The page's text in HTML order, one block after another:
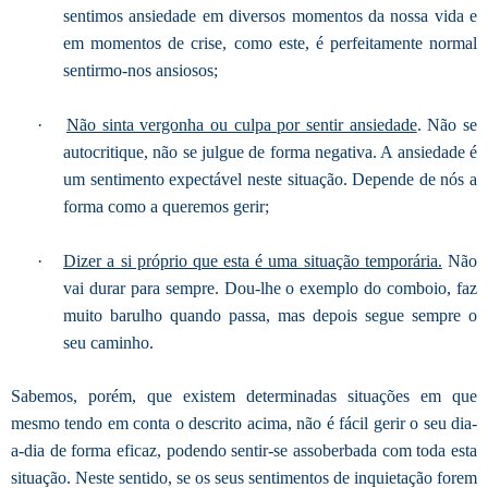
sentimos ansiedade em diversos momentos da nossa vida e
em momentos de crise, como este, é perfeitamente normal
sentirmo-nos ansiosos;
· Não sinta vergonha ou culpa por sentir ansiedade. Não se
autocritique, não se julgue de forma negativa. A ansiedade é
um sentimento expectável neste situação. Depende de nós a
forma como a queremos gerir;
· Dizer a si próprio que esta é uma situação temporária. Não
vai durar para sempre. Dou-lhe o exemplo do comboio, faz
muito barulho quando passa, mas depois segue sempre o
seu caminho.
Sabemos, porém, que existem determinadas situações em que
mesmo tendo em conta o descrito acima, não é fácil gerir o seu dia-
a-dia de forma eficaz, podendo sentir-se assoberbada com toda esta
situação. Neste sentido, se os seus sentimentos de inquietação forem